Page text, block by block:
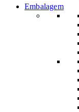
Embalagem